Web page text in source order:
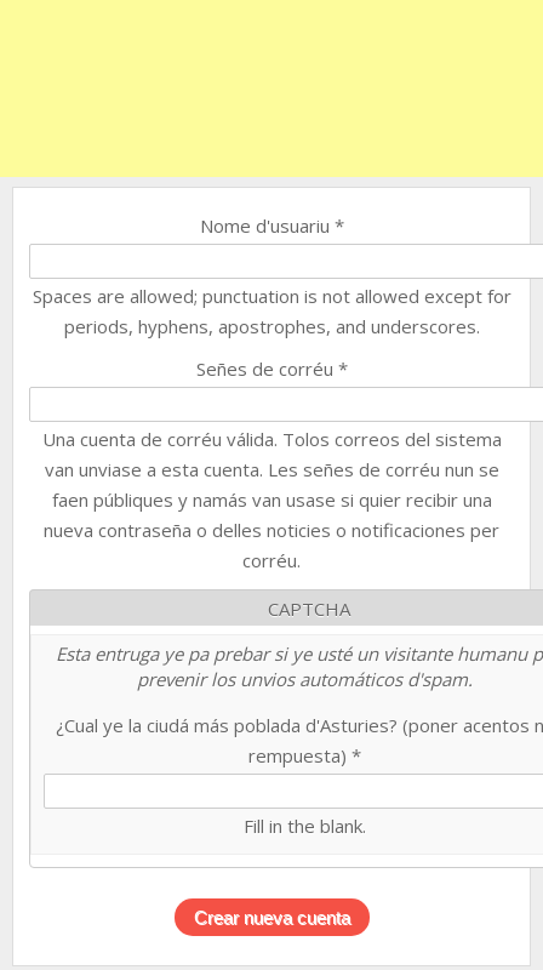
Nome d'usuariu *
Spaces are allowed; punctuation is not allowed except for
periods, hyphens, apostrophes, and underscores.
Señes de corréu *
Una cuenta de corréu válida. Tolos correos del sistema
van unviase a esta cuenta. Les señes de corréu nun se
faen públiques y namás van usase si quier recibir una
nueva contraseña o delles noticies o notificaciones per
corréu.
CAPTCHA
Esta entruga ye pa prebar si ye usté un visitante humanu
prevenir los unvios automáticos d'spam.
¿Cual ye la ciudá más poblada d'Asturies? (poner acentos
rempuesta) *
Fill in the blank.